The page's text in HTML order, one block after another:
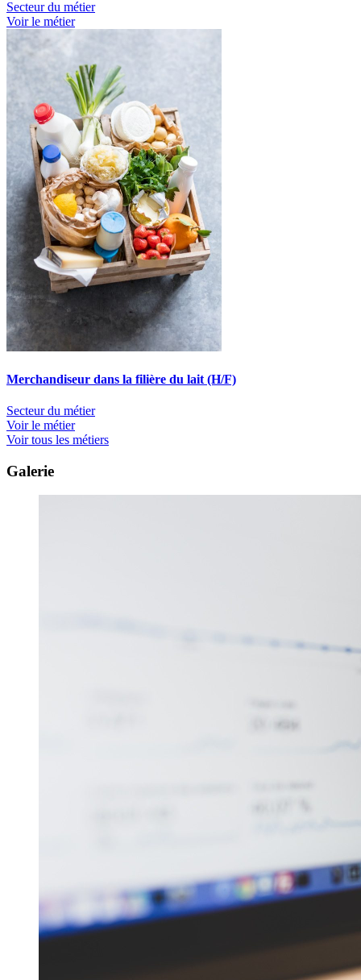
Secteur du métier
Voir le métier
Merchandiseur dans la filière du lait (H/F)
Secteur du métier
Voir le métier
Voir tous les métiers
Galerie